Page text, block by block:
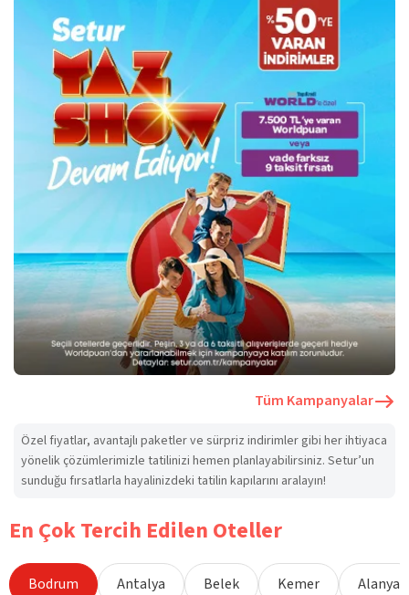
Tüm Kampanyalar
Özel fiyatlar, avantajlı paketler ve sürpriz indirimler gibi her ihtiyaca
yönelik çözümlerimizle tatilinizi hemen planlayabilirsiniz. Setur’un
sunduğu fırsatlarla hayalinizdeki tatilin kapılarını aralayın!
En Çok Tercih Edilen Oteller
Bodrum Antalya Belek Kemer Alanya